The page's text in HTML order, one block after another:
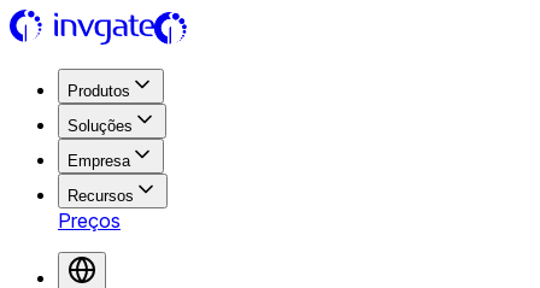
Produtos
Soluções
Empresa
Recursos
Preços